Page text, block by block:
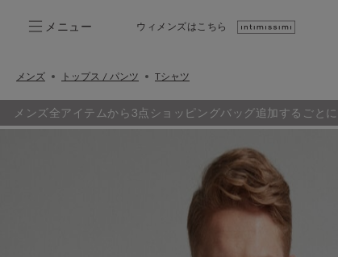
メニュー ウィメンズはこちら
メンズ トップス / パンツ Tシャツ
メンズ全アイテムから3点ショッピングバッグ追加するごと